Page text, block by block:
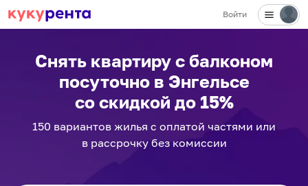
Войти
Снять квартиру с балконом
посуточно в Энгельсе
со скидкой до 15%
150 вариантов жилья с оплатой частями или
в рассрочку без комиссии
✕